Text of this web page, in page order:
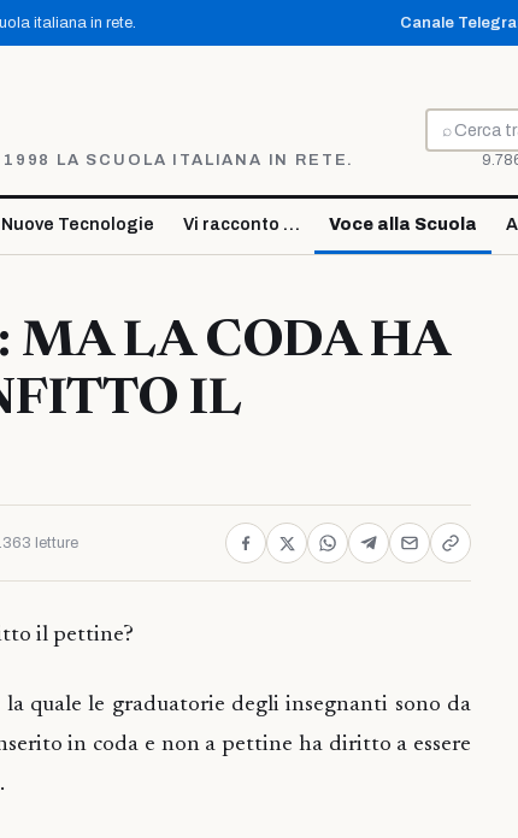
italiana in rete. Canale
LA SCUOLA ITALIANA IN RETE.
⌕
Cerca
Nuove Tecnologie Vi racconto … Voce alla Scuola
MA LA CODA HA
IL
letture
il pettine?
quale le graduatorie degli insegnanti sono da
in coda e non a pettine ha diritto a essere